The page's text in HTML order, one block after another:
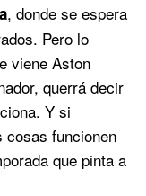
, donde se espera
Pero lo
viene Aston
querrá decir
Y si
cosas funcionen
que pinta a